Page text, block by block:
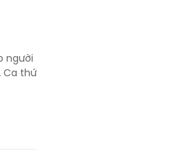
người
Ca thứ